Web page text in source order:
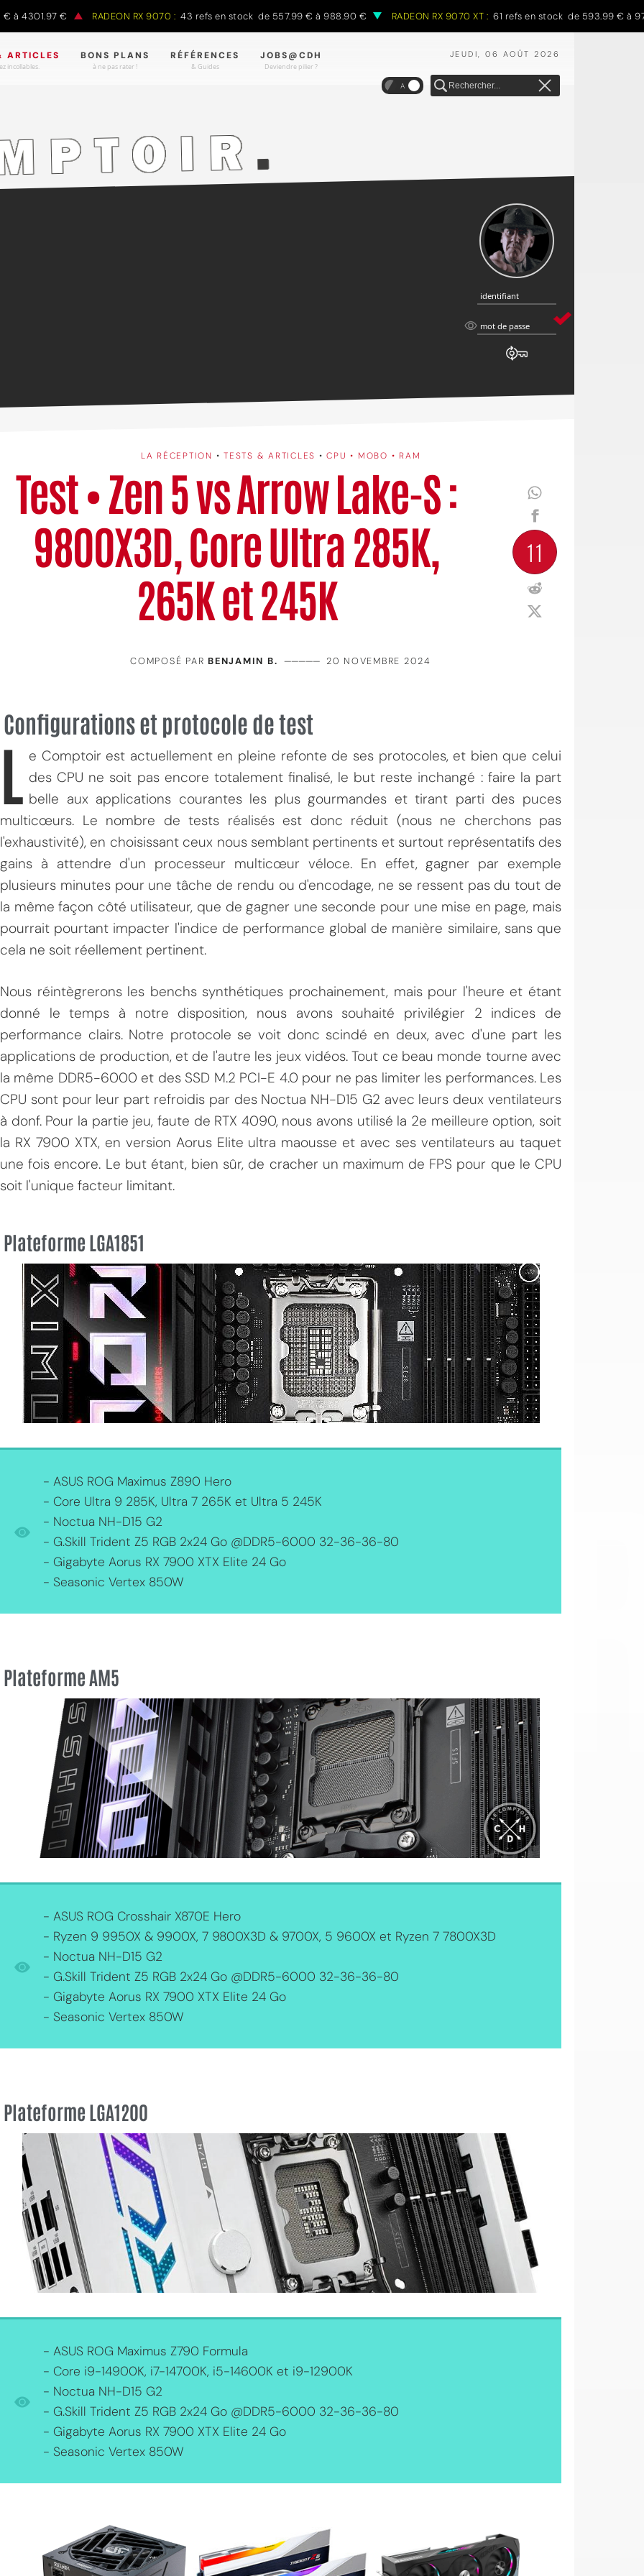
€ RADEON RX 9070 : 43 refs en stock de 557.99 € à 988.90 € RADEON RX 9070 XT : 61 refs en stock de 593.99 € à 970.68
JEUDI, 06 AOÛT 2026
ARTICLES
incollables.
BONS PLANS
à ne pas rater !
RÉFÉRENCES
& Guides
JOBS@CDH
Deviendre pilier ?
A
identifiant
identifiant
mot
mot de passe
LA RÉCEPTION • TESTS & ARTICLES •CPU • MOBO • RAM
Test • Zen 5 vs Arrow Lake-S :
9800X3D, Core Ultra 285K,
265K et 245K
11
COMPOSÉ PARBENJAMIN B. ————— 20 NOVEMBRE 2024
Configurations et protocole de test
L
e Comptoir est actuellement en pleine refonte de ses protocoles, et bien que celui
des CPU ne soit pas encore totalement finalisé, le but reste inchangé : faire la part
belle aux applications courantes les plus gourmandes et tirant parti des puces
multicœurs. Le nombre de tests réalisés est donc réduit (nous ne cherchons pas
l'exhaustivité), en choisissant ceux nous semblant pertinents et surtout représentatifs des
gains à attendre d'un processeur multicœur véloce. En effet, gagner par exemple
plusieurs minutes pour une tâche de rendu ou d'encodage, ne se ressent pas du tout de
la même façon côté utilisateur, que de gagner une seconde pour une mise en page, mais
pourrait pourtant impacter l'indice de performance global de manière similaire, sans que
cela ne soit réellement pertinent.
Nous réintègrerons les benchs synthétiques prochainement, mais pour l'heure et étant
donné le temps à notre disposition, nous avons souhaité privilégier 2 indices de
performance clairs. Notre protocole se voit donc scindé en deux, avec d'une part les
applications de production, et de l'autre les jeux vidéos. Tout ce beau monde tourne avec
la même DDR5-6000 et des SSD M.2 PCI-E 4.0 pour ne pas limiter les performances. Les
CPU sont pour leur part refroidis par des Noctua NH-D15 G2 avec leurs deux ventilateurs
à donf. Pour la partie jeu, faute de RTX 4090, nous avons utilisé la 2e meilleure option, soit
la RX 7900 XTX, en version Aorus Elite ultra maousse et avec ses ventilateurs au taquet
une fois encore. Le but étant, bien sûr, de cracher un maximum de FPS pour que le CPU
soit l'unique facteur limitant.
Plateforme LGA1851
- ASUS ROG Maximus Z890 Hero
- Core Ultra 9 285K, Ultra 7 265K et Ultra 5 245K
- Noctua NH-D15 G2
- G.Skill Trident Z5 RGB 2x24 Go @DDR5-6000 32-36-36-80
- Gigabyte Aorus RX 7900 XTX Elite 24 Go
- Seasonic Vertex 850W
Plateforme AM5
- ASUS ROG Crosshair X870E Hero
- Ryzen 9 9950X & 9900X, 7 9800X3D & 9700X, 5 9600X et Ryzen 7 7800X3D
- Noctua NH-D15 G2
- G.Skill Trident Z5 RGB 2x24 Go @DDR5-6000 32-36-36-80
- Gigabyte Aorus RX 7900 XTX Elite 24 Go
- Seasonic Vertex 850W
Plateforme LGA1200
- ASUS ROG Maximus Z790 Formula
- Core i9-14900K, i7-14700K, i5-14600K et i9-12900K
- Noctua NH-D15 G2
- G.Skill Trident Z5 RGB 2x24 Go @DDR5-6000 32-36-36-80
- Gigabyte Aorus RX 7900 XTX Elite 24 Go
- Seasonic Vertex 850W